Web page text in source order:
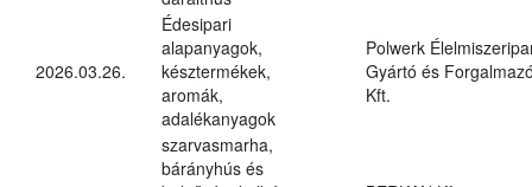
2026.03.26.
Édesipari
alapanyagok,
késztermékek,
aromák,
adalékanyagok
Polwerk
Gyártó és
Kft.
szarvasmarha,
bárányhús és